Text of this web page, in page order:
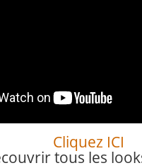
Cliquez ICI
tous les